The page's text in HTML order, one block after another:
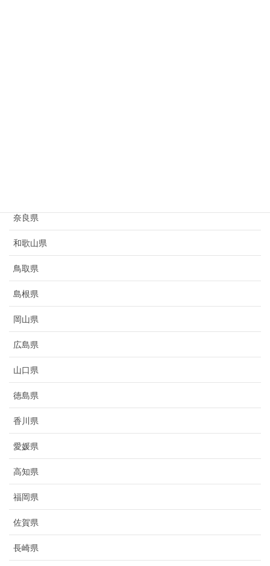
奈良県
和歌山県
鳥取県
島根県
岡山県
広島県
山口県
徳島県
香川県
愛媛県
高知県
福岡県
佐賀県
長崎県